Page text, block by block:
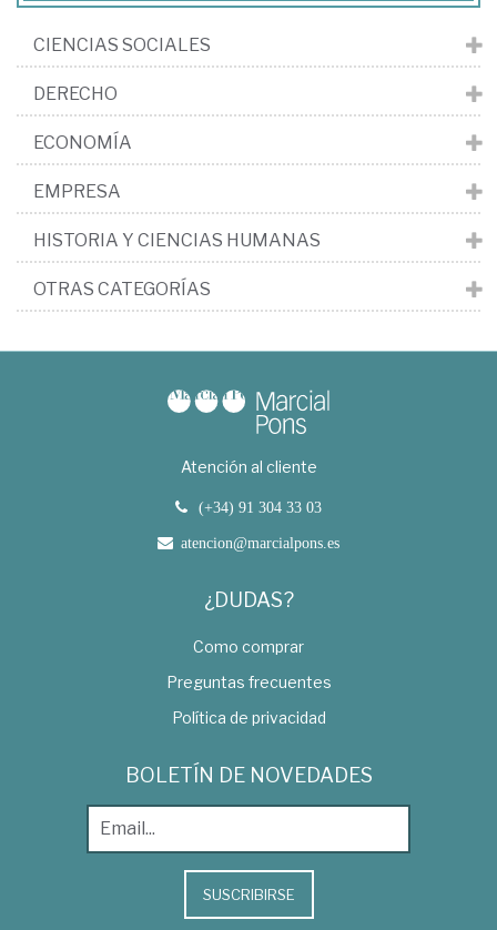
CIENCIAS SOCIALES
DERECHO
ECONOMÍA
EMPRESA
HISTORIA Y CIENCIAS HUMANAS
OTRAS CATEGORÍAS
Atención al cliente
(+34) 91 304 33 03
atencion@marcialpons.es
¿DUDAS?
Como comprar
Preguntas frecuentes
Política de privacidad
BOLETÍN DE NOVEDADES
SUSCRIBIRSE